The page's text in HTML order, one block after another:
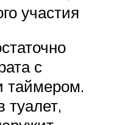
участия
с
таймером.
туалет,